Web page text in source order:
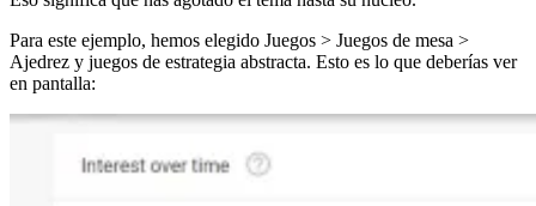
Para este ejemplo, hemos elegido Juegos > Juegos de mesa >
Ajedrez y juegos de estrategia abstracta. Esto es lo que deberías ver
en pantalla: